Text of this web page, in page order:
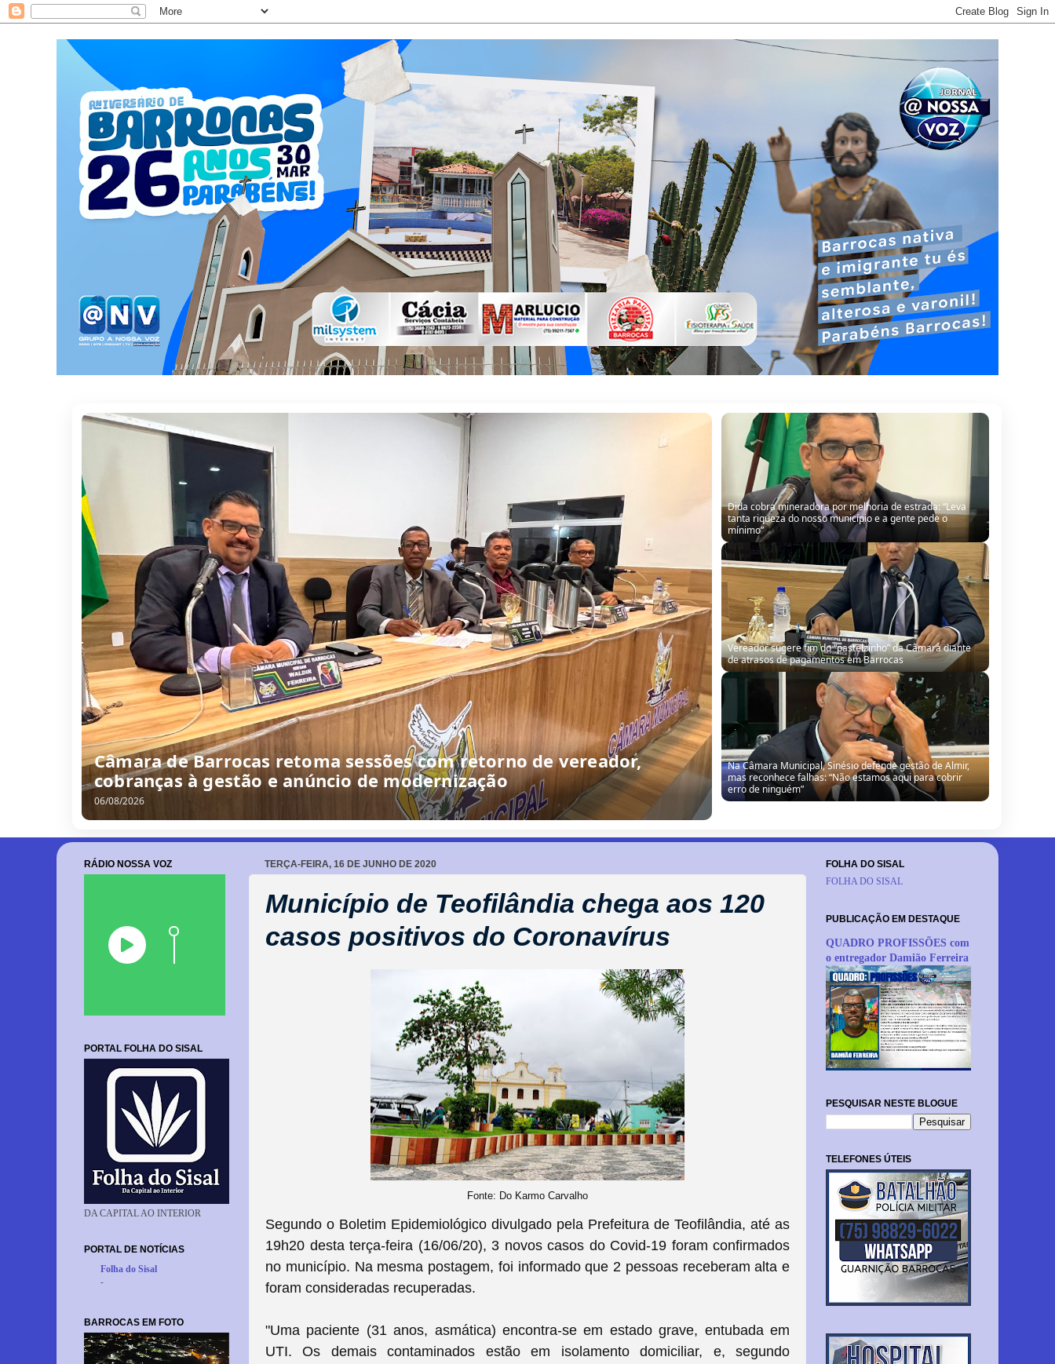
Câmara de Barrocas retoma sessões com retorno de vereador,
cobranças à gestão e anúncio de modernização
06/08/2026
Dida cobra mineradora por melhoria de estrada: “Leva
tanta riqueza do nosso município e a gente pede o
mínimo”
Vereador sugere fim do “pastelzinho” da Câmara diante
de atrasos de pagamentos em Barrocas
Na Câmara Municipal, Sinésio defende gestão de Almir,
mas reconhece falhas: “Não estamos aqui para cobrir
erro de ninguém”
TERÇA-FEIRA, 16 DE JUNHO DE 2020
Município de Teofilândia chega aos 120
casos positivos do Coronavírus
Fonte: Do Karmo Carvalho
Segundo o Boletim Epidemiológico divulgado pela Prefeitura de Teofilândia, até as
19h20 desta terça-feira (16/06/20), 3 novos casos do Covid-19 foram confirmados
no município. Na mesma postagem, foi informado que 2 pessoas receberam alta e
foram consideradas recuperadas.
"Uma paciente (31 anos, asmática) encontra-se em estado grave, entubada em
UTI.Os demais contaminados estão em isolamento domiciliar, e, segundo
RÁDIO NOSSA VOZ
PORTAL FOLHA DO SISAL
DA CAPITAL AO INTERIOR
PORTAL DE NOTÍCIAS
Folha do Sisal
-
BARROCAS EM FOTO
FOLHA DO SISAL
FOLHA DO SISAL
PUBLICAÇÃO EM DESTAQUE
QUADRO PROFISSÕES com
o entregador Damião Ferreira
PESQUISAR NESTE BLOGUE
TELEFONES ÚTEIS